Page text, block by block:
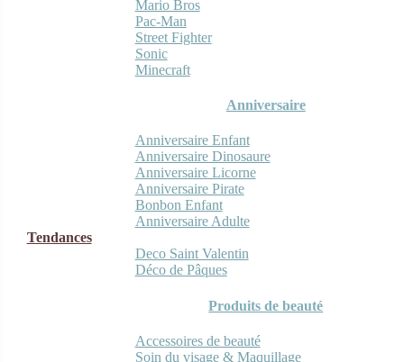
Mario Bros
Pac-Man
Street Fighter
Sonic
Minecraft
Anniversaire
Anniversaire Enfant
Anniversaire Dinosaure
Anniversaire Licorne
Anniversaire Pirate
Bonbon Enfant
Anniversaire Adulte
Tendances
Deco Saint Valentin
Déco de Pâques
Produits de beauté
Accessoires de beauté
Soin du visage & Maquillage